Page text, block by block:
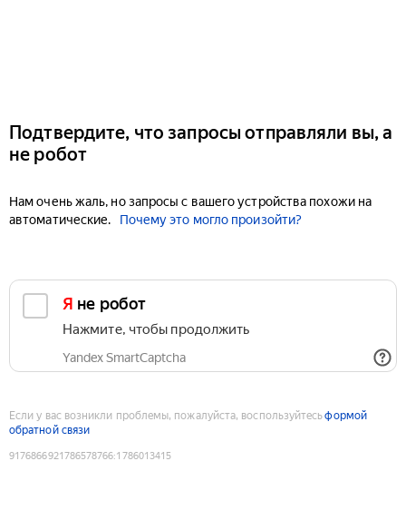
Подтвердите, что запросы отправляли вы, а
не робот
Нам очень жаль, но запросы с вашего устройства похожи на
автоматические.
Почему это могло произойти?
Я не робот
Нажмите, чтобы продолжить
Yandex SmartCaptcha
Если у вас возникли проблемы, пожалуйста, воспользуйтесьформой
обратной связи
9176866921786578766:1786013415